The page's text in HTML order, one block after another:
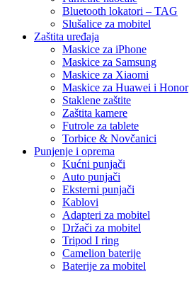
Bluetooth lokatori – TAG
Slušalice za mobitel
Zaštita uređaja
Maskice za iPhone
Maskice za Samsung
Maskice za Xiaomi
Maskice za Huawei i Honor
Staklene zaštite
Zaštita kamere
Futrole za tablete
Torbice & Novčanici
Punjenje i oprema
Kućni punjači
Auto punjači
Eksterni punjači
Kablovi
Adapteri za mobitel
Držači za mobitel
Tripod I ring
Camelion baterije
Baterije za mobitel